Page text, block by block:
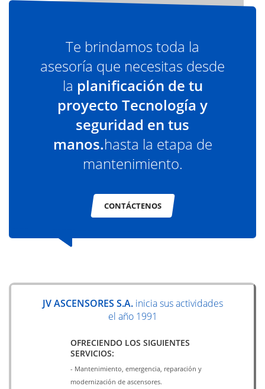
Te brindamos toda la
asesoría que necesitas desde
la planificación de tu
proyecto Tecnología y
seguridad en tus
manos.hasta la etapa de
mantenimiento.
CONTÁCTENOS
JV ASCENSORES S.A. inicia sus actividades
el año 1991
OFRECIENDO LOS SIGUIENTES
SERVICIOS:
- Mantenimiento, emergencia, reparación y
modernización de ascensores.